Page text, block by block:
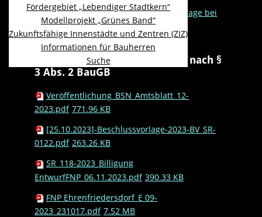
Fördergebiet „Lebendiger Stadtkern“
Modellprojekt „Grünes Band“
Zukunftsfähige Innenstädte und Zentren (ZIZ)
Informationen für Bauherren
Suche
Umweltstellungnahmen aus Vorabfrage bei
Behörden
Beteiligung der Öffentlichkeit nach §
3 Abs. 2 BauGB
Veröffentlichung_BSN_Amtsblatt_12-
2023.pdf 771.96 KB
[25.10.2023]-Beschlussvorlage-2023-BV_SR-
0122.pdf 263.26 KB
SR_118-2023_Billigung
EntwurfFNP_06.11.2023.pdf 390.33 KB
FNP Ehrenfriedersdorf_E 09-
2023_231017.pdf 7.52 MB